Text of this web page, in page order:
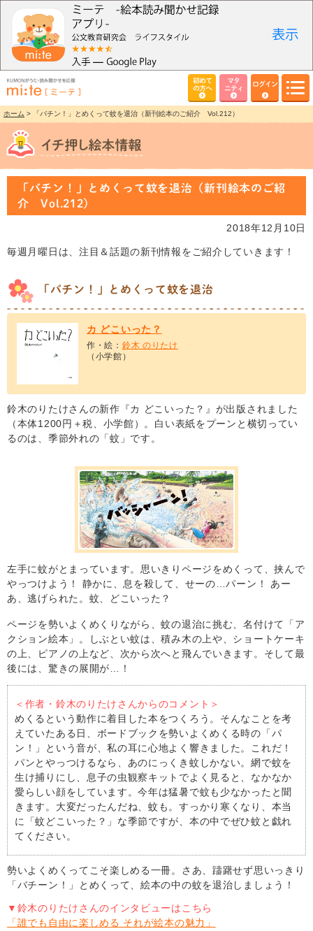
初めて
の方へ
マタ
ニティ
ログイン
ホーム > 「バチン！」とめくって蚊を退治（新刊絵本のご紹介 Vol.212）
「バチン！」とめくって蚊を退治（新刊絵本のご紹
介 Vol.212）
2018年12月10日
毎週月曜日は、注目＆話題の新刊情報をご紹介していきます！
「バチン！」とめくって蚊を退治
カ どこいった？
作・絵： 鈴木 のりたけ
（小学館）
鈴木のりたけさんの新作『カ どこいった？』が出版されました
（本体1200円＋税、小学館）。白い表紙をプーンと横切ってい
るのは、季節外れの「蚊」です。
左手に蚊がとまっています。思いきりページをめくって、挟んで
やっつけよう！ 静かに、息を殺して、せーの…パーン！ あー
あ、逃げられた。蚊、どこいった？
ページを勢いよくめくりながら、蚊の退治に挑む、名付けて「ア
クション絵本」。しぶとい蚊は、積み木の上や、ショートケーキ
の上、ピアノの上など、次から次へと飛んでいきます。そして最
後には、驚きの展開が…！
＜作者・鈴木のりたけさんからのコメント＞
めくるという動作に着目した本をつくろう。そんなことを考
えていたある日、ボードブックを勢いよくめくる時の「パ
ン！」という音が、私の耳に心地よく響きました。これだ！
パンとやっつけるなら、あのにっくき蚊しかない。網で蚊を
生け捕りにし、息子の虫観察キットでよく見ると、なかなか
愛らしい顔をしています。今年は猛暑で蚊も少なかったと聞
きます。大変だったんだね、蚊も。すっかり寒くなり、本当
に「蚊どこいった？」な季節ですが、本の中でぜひ蚊と戯れ
てください。
勢いよくめくってこそ楽しめる一冊。さあ、躊躇せず思いっきり
「バチーン！」とめくって、絵本の中の蚊を退治しましょう！
▼鈴木のりたけさんのインタビューはこちら
「誰でも自由に楽しめる それが絵本の魅力」